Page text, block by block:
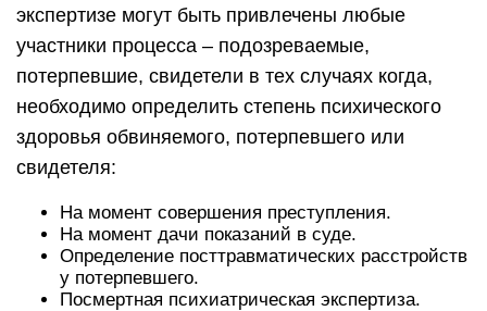
экспертизе могут быть привлечены любые
участники процесса – подозреваемые,
потерпевшие, свидетели в тех случаях когда,
необходимо определить степень психического
здоровья обвиняемого, потерпевшего или
свидетеля:
На момент совершения преступления.
На момент дачи показаний в суде.
Определение посттравматических расстройств
у потерпевшего.
Посмертная психиатрическая экспертиза.